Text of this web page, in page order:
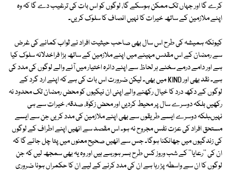
کرے گا اور جہاں تک ممکن ہوسکے گا، لوگوں کو اس بات کی ترغیب دے گا کہ وہ
اپنے ملازمین کے ساتھ خیرات کا نہیں انصاف کا سلوک کریں۔
کیونکہ ہمیشہ کی طرح اس سال بھی صاحب حیثیت افراد نے ثواب کمانے کی غرض
سے رمضان کے اس مقدس مہینے میں اپنے ملازمین کے ساتھ بڑا فراخدلانہ سلوک کیا
ہے اور دامے درمے سخنے ہر لحاظ سے اپنے دائرہ اختیار میں آنے والے لوگوں کی مدد کی
ہے۔ نقد بھی اور KIND میں بھی۔ لیکن ضرورت اس بات کی ہے کہ اپنے ارد گرد کے
لوگوں کے دکھ درد کا خیال رکھنے والے اپنی ان نیکیوں کو محض رمضان تک محدود نہ
رکھیں بلکہ دوسرے سال پر محیط کردیں اور محض زکوٰۃ، صدقہ، خیرات سے ہی
نہیںبلکہ دوسرے ایسے طریقوں سے بھی اپنے ملازمین کی مدد کریں جن سے ایسے
مستحق افراد کی عزت نفس مجروح نہ ہو۔ اس مقصد سے انھیں اپنے اطراف کے لوگوں
کی زندگیوں میں جھانکنا ہوگا۔ جس سے انھیں صحیح معنوں میں پتا چل جائے گا کہ
ان کی ''رعایا'' کے شب وروز کس طرح بسر ہورہے ہیں اور وہ یہ بھی سمجھ لیں کہ جن
لوگوں کا ان سے واسطہ پڑ رہا ہے ان کی مدد کرنے کے لیے ان کا حکمراں ہونا ضروری